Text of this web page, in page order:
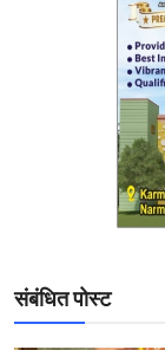
संबंधित पोस्ट